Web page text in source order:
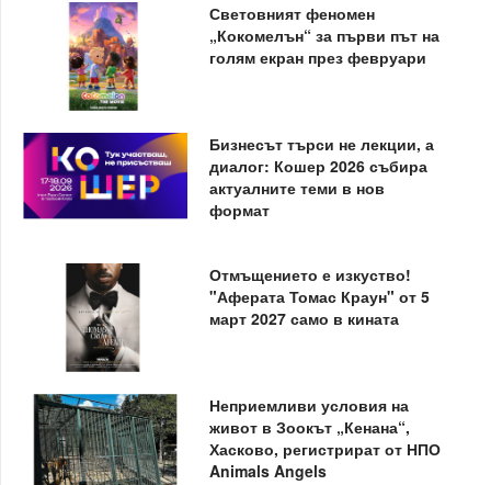
Световният феномен
„Кокомелън“ за първи път на
голям екран през февруари
Бизнесът търси не лекции, а
диалог: Кошер 2026 събира
актуалните теми в нов
формат
Отмъщението е изкуство!
"Аферата Томас Краун" от 5
март 2027 само в кината
Неприемливи условия на
живот в Зоокът „Кенана“,
Хасково, регистрират от НПО
Animals Angels